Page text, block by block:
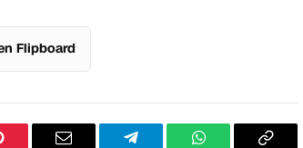
Flipboard